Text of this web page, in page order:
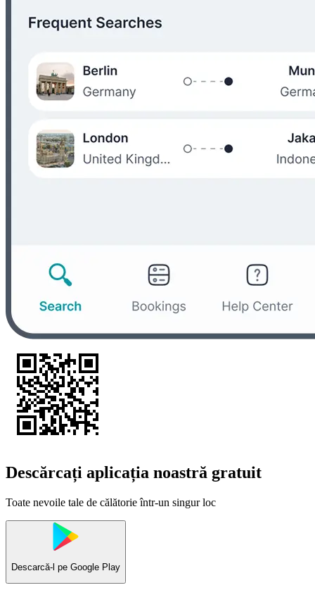
Descărcați aplicația noastră gratuit
Toate nevoile tale de călătorie într-un singur loc
Descarcă-l pe Google Play